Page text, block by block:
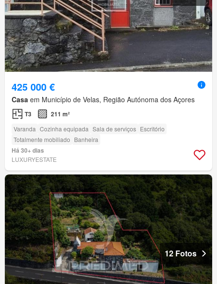
425 000 €
Casa em Município de Velas, Região Autónoma dos Açores
T3 211 m²
Varanda Cozinha equipada Sala de serviços Escritório
Totalmente mobiliado Banheira
Há 30+ dias
LUXURYESTATE
12 Fotos